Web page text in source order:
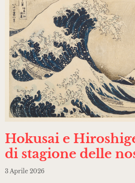
Hokusai e
di stagione delle
3 Aprile 2026